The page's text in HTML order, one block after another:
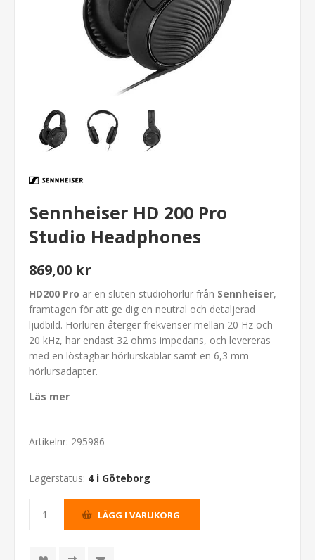
Sennheiser HD 200 Pro
Studio Headphones
869,00 kr
HD200 Pro är en sluten studiohörlur från Sennheiser,
framtagen för att ge dig en neutral och detaljerad
ljudbild. Hörluren återger frekvenser mellan 20 Hz och
20 kHz, har endast 32 ohms impedans, och levereras
med en löstagbar hörlurskablar samt en 6,3 mm
hörlursadapter.
Läs mer
Artikelnr: 295986
Lagerstatus: 4 i Göteborg